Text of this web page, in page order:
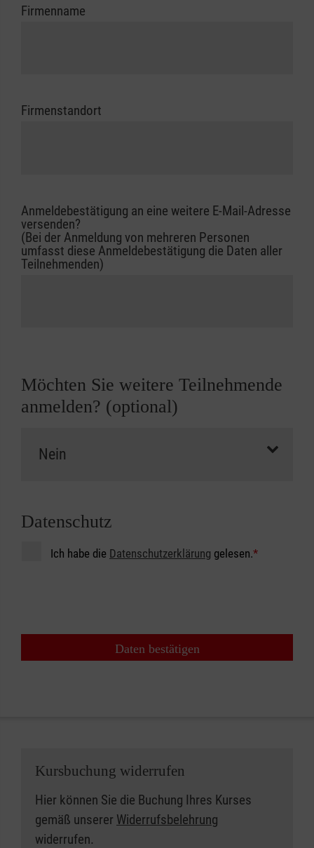
Firmenname
Firmenstandort
Anmeldebestätigung an eine weitere E-Mail-Adresse
versenden?
(Bei der Anmeldung von mehreren Personen
umfasst diese Anmeldebestätigung die Daten aller
Teilnehmenden)
Möchten Sie weitere Teilnehmende
anmelden? (optional)
Datenschutz
Ich habe die Datenschutzerklärung gelesen.*
Daten bestätigen
Kursbuchung widerrufen
Hier können Sie die Buchung Ihres Kurses
gemäß unserer Widerrufsbelehrung
widerrufen.